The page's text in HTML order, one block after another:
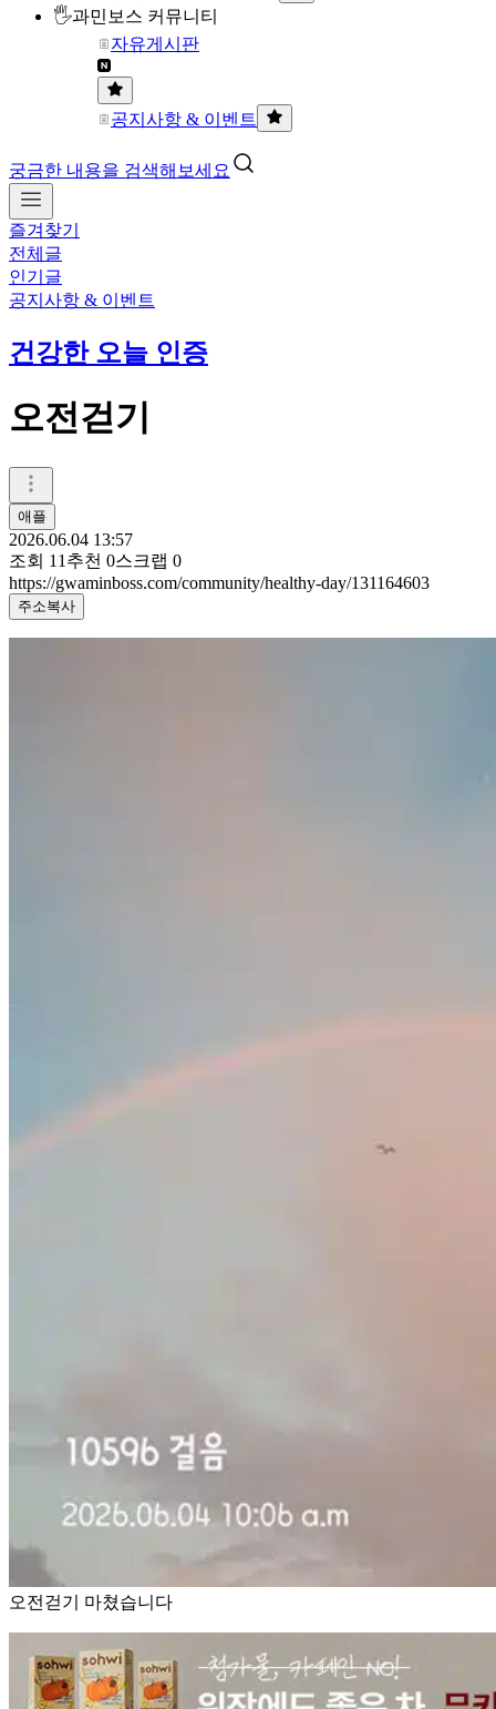
🖐과민보스 커뮤니티
자유게시판
공지사항 & 이벤트
궁금한 내용을 검색해보세요
즐겨찾기
전체글
인기글
공지사항 & 이벤트
건강한 오늘 인증
오전걷기
애플
2026.06.04 13:57
조회 11 추천 0스크랩 0
https://gwaminboss.com/community/healthy-day/131164603
주소복사
오전걷기 마쳤습니다